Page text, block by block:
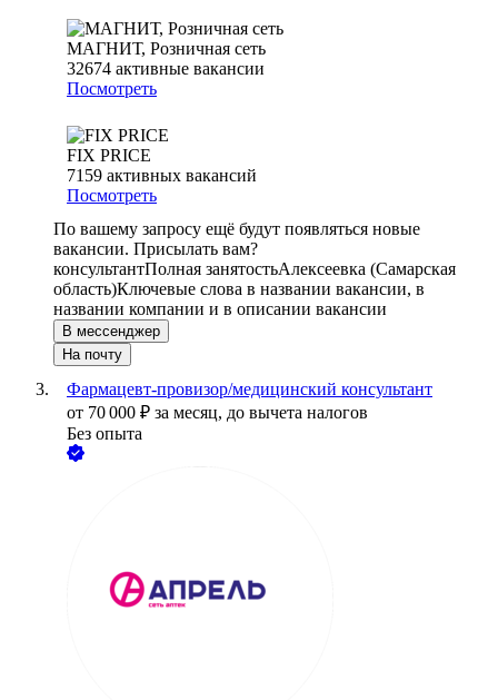
МАГНИТ, Розничная сеть
32674 активные вакансии
Посмотреть
FIX PRICE
7159 активных вакансий
Посмотреть
По вашему запросу ещё будут появляться новые
вакансии. Присылать вам?
консультантПолная занятостьАлексеевка (Самарская
область)Ключевые слова в названии вакансии, в
названии компании и в описании вакансии
В мессенджер
На почту
Фармацевт-провизор/медицинский консультант
от 70 000 ₽ за месяц, до вычета налогов
Без опыта